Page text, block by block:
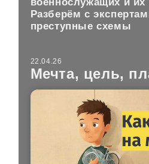
Разберём с
преступные схемы
22.04.26
Мечта, цель,